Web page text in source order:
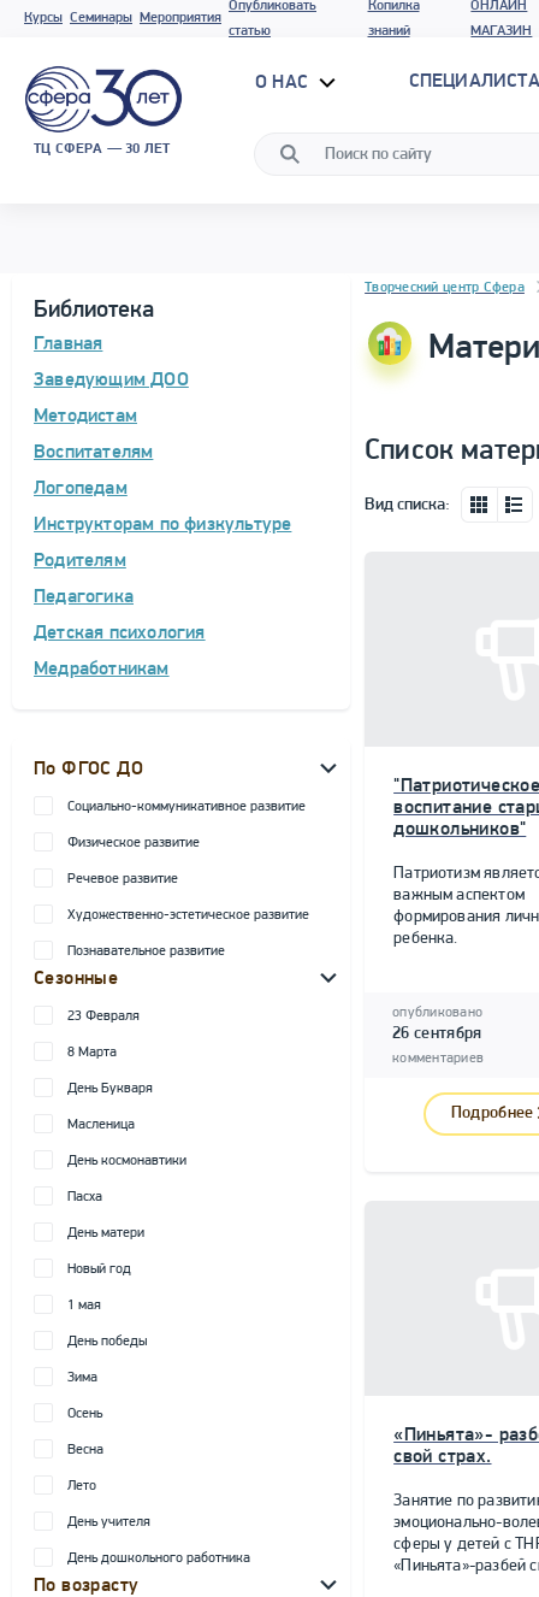
Курсы Семинары Мероприятия
Опубликовать
статью
Копилка
знаний
ОНЛАЙН
МАГАЗИН
ТЦ СФЕРА — 30 ЛЕТ
О НАС
Библиотека
Главная
Заведующим ДОО
Методистам
Воспитателям
Логопедам
Инструкторам по физкультуре
Родителям
Педагогика
Детская психология
Медработникам
По ФГОС ДО
Социально-коммуникативное развитие
Физическое развитие
Речевое развитие
Художественно-эстетическое развитие
Познавательное развитие
Сезонные
23 Февраля
8 Марта
День Букваря
Масленица
День космонавтики
Пасха
День матери
Новый год
1 мая
День победы
Зима
Осень
Весна
Лето
День учителя
День дошкольного работника
По возрасту
Блок новостей
Творческий центр Сфера
Список
Вид списка:
воспитание
дошкольников"
Патриотизм
важным аспектом
формирования
ребенка.
опубликовано
26 сентября
комментариев
Подробнее
«Пиньята»-
свой страх.
Занятие по
эмоционально-
сферы у детей с
«Пиньята»-разбей